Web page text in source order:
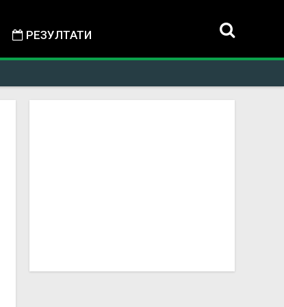
РЕЗУЛТАТИ